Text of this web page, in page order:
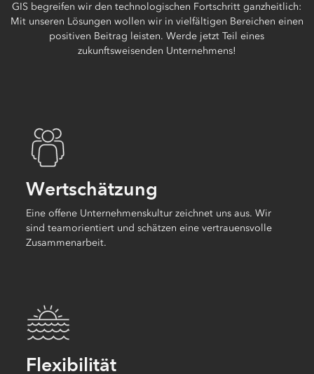
GIS begreifen wir den technologischen Fortschritt ganzheitlich:
Mit unseren Lösungen wollen wir in vielfältigen Bereichen einen
positiven Beitrag leisten. Werde jetzt Teil eines
zukunftsweisenden Unternehmens!
Wertschätzung
Eine offene Unternehmenskultur zeichnet uns aus. Wir
sind teamorientiert und schätzen eine vertrauensvolle
Zusammenarbeit.
Flexibilität